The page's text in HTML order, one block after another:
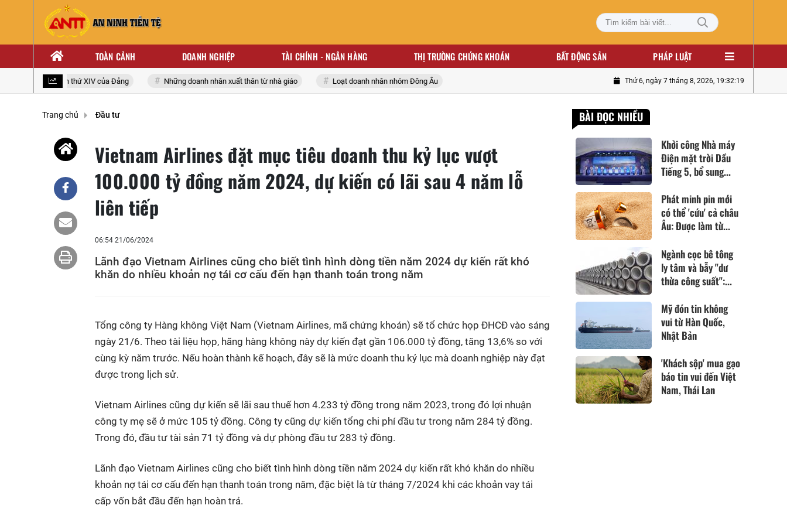
TOÀN CẢNH DOANH NGHIỆP TÀI CHÍNH - NGÂN HÀNG THỊ TRƯỜNG CHỨNG KHOÁN BẤT ĐỘNG SẢN PHÁP LUẬT
toàn quốc lần thứ XIV của Đảng Những doanh nhân xuất thân từ nhà giáo Loạt doanh nhân nhóm Đông Âu Thứ 6, ngày 7 tháng 8, 2026, 19:32:20
Trang chủ Đầu tư
Vietnam Airlines đặt mục tiêu doanh thu kỷ lục vượt
100.000 tỷ đồng năm 2024, dự kiến có lãi sau 4 năm lỗ
liên tiếp
06:54 21/06/2024
Lãnh đạo Vietnam Airlines cũng cho biết tình hình dòng tiền năm 2024 dự kiến rất khó
khăn do nhiều khoản nợ tái cơ cấu đến hạn thanh toán trong năm
Tổng công ty Hàng không Việt Nam (Vietnam Airlines, mã chứng khoán) sẽ tổ chức họp ĐHCĐ vào sáng
ngày 21/6. Theo tài liệu họp, hãng hàng không này dự kiến đạt gần 106.000 tỷ đồng, tăng 13,6% so với
cùng kỳ năm trước. Nếu hoàn thành kế hoạch, đây sẽ là mức doanh thu kỷ lục mà doanh nghiệp này đạt
được trong lịch sử.
Vietnam Airlines cũng dự kiến sẽ lãi sau thuế hơn 4.233 tỷ đồng trong năm 2023, trong đó lợi nhuận
công ty mẹ sẽ ở mức 105 tỷ đồng. Công ty cũng dự kiến tổng chi phí đầu tư trong năm 284 tỷ đồng.
Trong đó, đầu tư tài sản 71 tỷ đồng và dự phòng đầu tư 283 tỷ đồng.
Lãnh đạo Vietnam Airlines cũng cho biết tình hình dòng tiền năm 2024 dự kiến rất khó khăn do nhiều
khoản nợ tái cơ cấu đến hạn thanh toán trong năm, đặc biệt là từ tháng 7/2024 khi các khoản vay tái
cấp vốn bắt đầu đến hạn hoàn trả.
BÀI ĐỌC NHIỀU
Khởi công Nhà máy
Điện mặt trời Dầu
Tiếng 5, bổ sung...
Phát minh pin mới
có thể 'cứu' cả châu
Âu: Được làm từ...
Ngành cọc bê tông
ly tâm và bẫy "dư
thừa công suất":...
Mỹ đón tin không
vui từ Hàn Quốc,
Nhật Bản
'Khách sộp' mua gạo
báo tin vui đến Việt
Nam, Thái Lan